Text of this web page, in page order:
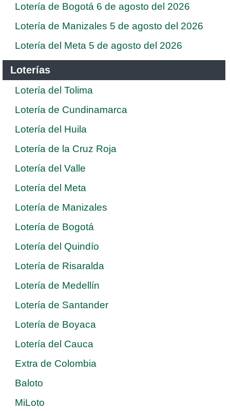
Lotería de Bogotá 6 de agosto del 2026
Lotería de Manizales 5 de agosto del 2026
Lotería del Meta 5 de agosto del 2026
Loterías
Lotería del Tolima
Lotería de Cundinamarca
Lotería del Huila
Lotería de la Cruz Roja
Lotería del Valle
Lotería del Meta
Lotería de Manizales
Lotería de Bogotá
Lotería del Quindío
Lotería de Risaralda
Lotería de Medellín
Lotería de Santander
Lotería de Boyaca
Lotería del Cauca
Extra de Colombia
Baloto
MiLoto